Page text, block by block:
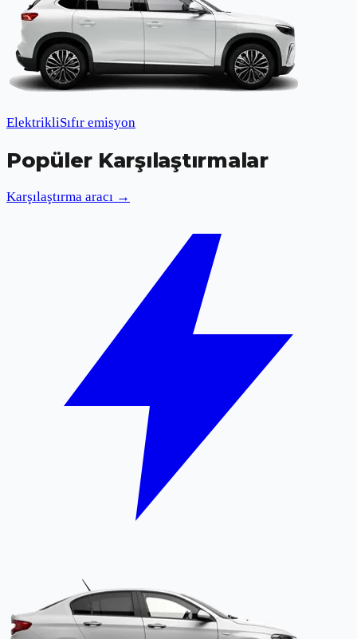
ElektrikliSıfır emisyon
Popüler Karşılaştırmalar
Karşılaştırma aracı →